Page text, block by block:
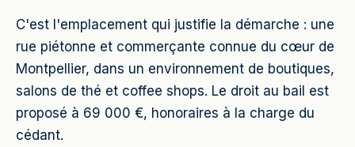
C'est l'emplacement qui justifie la démarche : une
rue piétonne et commerçante connue du cœur de
Montpellier, dans un environnement de boutiques,
salons de thé et coffee shops. Le droit au bail est
proposé à 69 000 €, honoraires à la charge du
cédant.